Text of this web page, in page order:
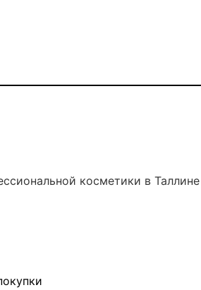
косметики в Таллине